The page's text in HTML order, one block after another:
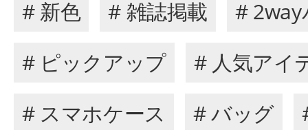
# 新色
# 雑誌掲載
#
# ピックアップ
# 人気アイ
# スマホケース
# バッグ